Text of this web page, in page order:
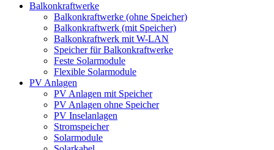
Balkonkraftwerke
Balkonkraftwerke (ohne Speicher)
Balkonkraftwerk (mit Speicher)
Balkonkraftwerk mit W-LAN
Speicher für Balkonkraftwerke
Feste Solarmodule
Flexible Solarmodule
PV Anlagen
PV Anlagen mit Speicher
PV Anlagen ohne Speicher
PV Inselanlagen
Stromspeicher
Solarmodule